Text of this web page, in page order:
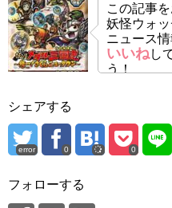
この記事
妖怪ウォ
ニュース情
いいねし
う！
シェアする
error 0 0
フォローする